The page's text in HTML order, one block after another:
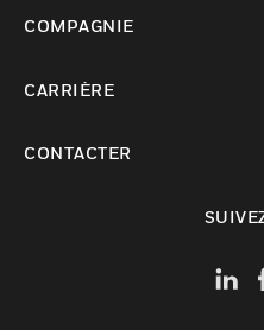
COMPAGNIE
CARRIÈRE
CONTACTER